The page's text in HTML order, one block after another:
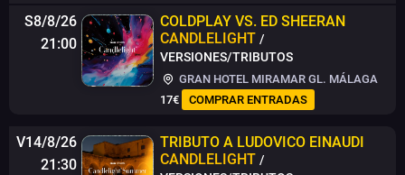
S8/8/26
21:00
COLDPLAY VS. ED SHEERAN
CANDLELIGHT /
VERSIONES/TRIBUTOS
GRAN HOTEL MIRAMAR GL. MÁLAGA
17€
COMPRAR ENTRADAS
V14/8/26
21:30
TRIBUTO A LUDOVICO EINAUDI
CANDLELIGHT /